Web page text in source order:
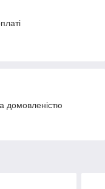
домовленістю